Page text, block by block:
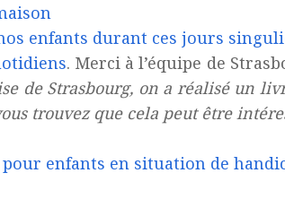
enfants durant ces jours
. Merci à l’équipe de
de Strasbourg, on a réalisé un
trouvez que cela peut être
enfants en situation de